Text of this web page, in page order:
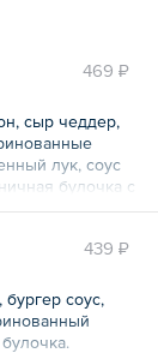
469 ₽
сыр чеддер,
лук, соус
булочка с
439 ₽
соус,